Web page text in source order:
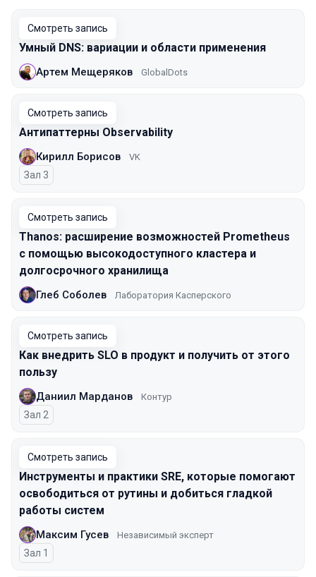
Смотреть запись
Умный DNS: вариации и области применения
Артем Мещеряков GlobalDots
Смотреть запись
Антипаттерны Observability
Кирилл Борисов VK
Зал 3
Смотреть запись
Thanos: расширение возможностей Prometheus
с помощью высокодоступного кластера и
долгосрочного хранилища
Глеб Соболев Лаборатория Касперского
Смотреть запись
Как внедрить SLO в продукт и получить от этого
пользу
Даниил Марданов Контур
Зал 2
Смотреть запись
Инструменты и практики SRE, которые помогают
освободиться от рутины и добиться гладкой
работы систем
Максим Гусев Независимый эксперт
Зал 1